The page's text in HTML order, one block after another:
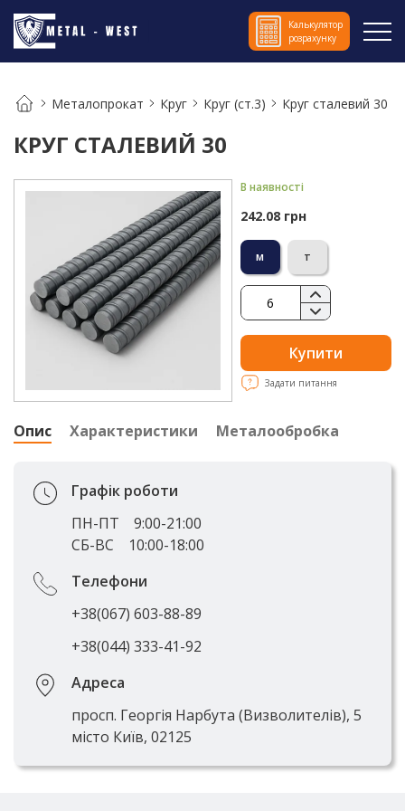
Калькулятор
розрахунку
Металопрокат Круг Круг (ст.3) Круг сталевий 30
КРУГ СТАЛЕВИЙ 30
В наявності
242.08 грн
м т
Купити
Задати питання
Опис Характеристики Металообробка
Графік роботи
ПН-ПТ
9:00-21:00
СБ-ВС
10:00-18:00
Телефони
+38(067) 603-88-89
+38(044) 333-41-92
Адреса
просп. Георгія Нарбута (Визволителів), 5
місто Київ, 02125